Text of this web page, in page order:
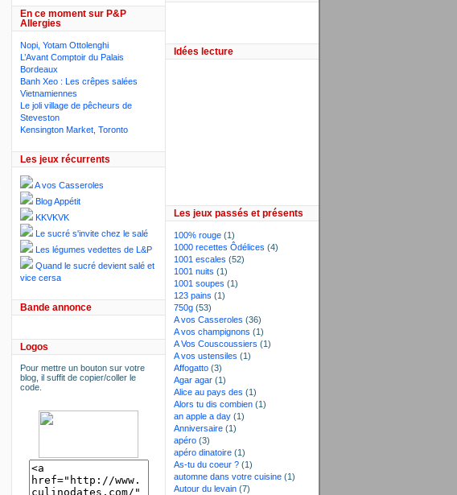
En ce moment sur P&P
Allergies
Nopi, Yotam Ottolenghi
L’Avant Comptoir du Palais
Bordeaux
Banh Xeo : Les crêpes salées
Vietnamiennes
Le joli village de pêcheurs de
Steveston
Kensington Market, Toronto
Les jeux récurrents
A vos Casseroles
Blog Appétit
KKVKVK
Le sucré s'invite chez le salé
Les légumes vedettes de L&P
Quand le sucré devient salé et
vice cersa
Bande annonce
Logos
Pour mettre un bouton sur votre
blog, il suffit de copier/coller le
code.
Idées lecture
Les jeux passés et présents
100% rouge (1)
1000 recettes Ôdélices (4)
1001 escales (52)
1001 nuits (1)
1001 soupes (1)
123 pains (1)
750g (53)
A vos Casseroles (36)
A vos champignons (1)
A Vos Couscoussiers (1)
A vos ustensiles (1)
Affogatto (3)
Agar agar (1)
Alice au pays des (1)
Alors tu dis combien (1)
an apple a day (1)
Anniversaire (1)
apéro (3)
apéro dinatoire (1)
As-tu du coeur ? (1)
automne dans votre cuisine (1)
Autour du levain (7)